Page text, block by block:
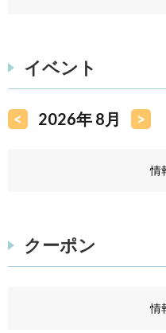
イベント
< 2026年 8月 >
情
クーポン
情